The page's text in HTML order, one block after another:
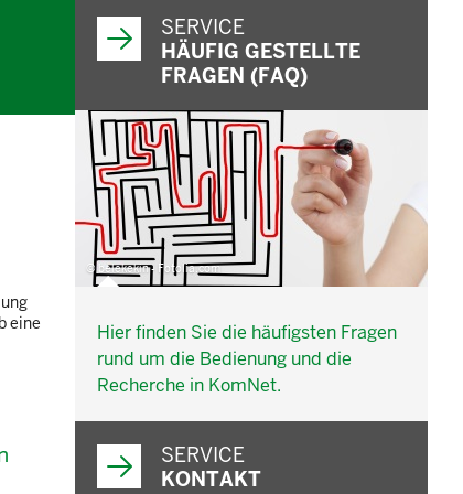
eine
SERVICE
HÄUFIG GESTELLTE
FRAGEN (FAQ)
© belekekin - Fotolia.com
Hier finden Sie die häufigsten Fragen
rund um die Bedienung und die
Recherche in KomNet.
SERVICE
KONTAKT